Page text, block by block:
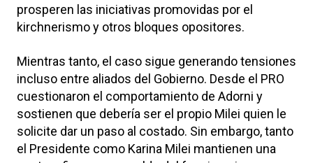
prosperen las iniciativas promovidas por el
kirchnerismo y otros bloques opositores.
Mientras tanto, el caso sigue generando tensiones
incluso entre aliados del Gobierno. Desde el PRO
cuestionaron el comportamiento de Adorni y
sostienen que debería ser el propio Milei quien le
solicite dar un paso al costado. Sin embargo, tanto
el Presidente como Karina Milei mantienen una